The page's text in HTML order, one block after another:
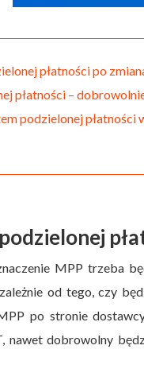
płatności po
płatności –
podzielonej płatności
MPP trzeba
od tego, czy
po stronie
nawet dobrowolny